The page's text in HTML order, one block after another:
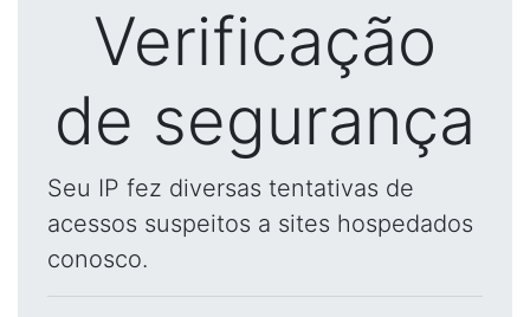
Verificação
de segurança
Seu IP fez diversas tentativas de
acessos suspeitos a sites hospedados
conosco.